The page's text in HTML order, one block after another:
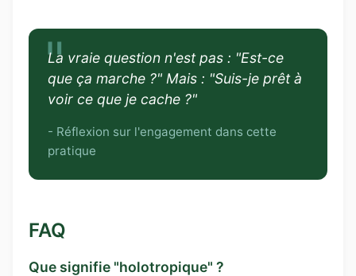
La vraie question n'est pas : "Est-ce
que ça marche ?" Mais : "Suis-je prêt à
voir ce que je cache ?"
- Réflexion sur l'engagement dans cette
pratique
FAQ
Que signifie "holotropique" ?